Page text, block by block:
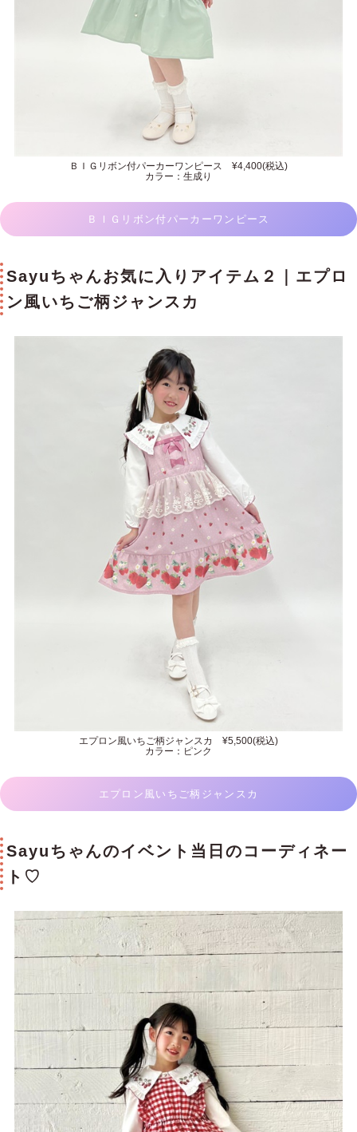
ＢＩＧリボン付パーカーワンピース ¥4,400(税込)
カラー：生成り
ＢＩＧリボン付パーカーワンピース
Sayuちゃんお気に入りアイテム２｜エプロ
ン風いちご柄ジャンスカ
エプロン風いちご柄ジャンスカ ¥5,500(税込)
カラー：ピンク
エプロン風いちご柄ジャンスカ
Sayuちゃんのイベント当日のコーディネー
ト♡